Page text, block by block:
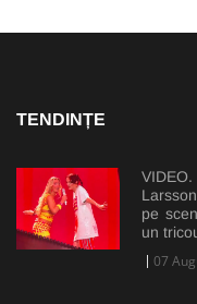
TENDINȚE
pe
un
07